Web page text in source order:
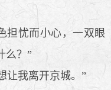
忧而小心，一双眼
么？”
让我离开京城。”